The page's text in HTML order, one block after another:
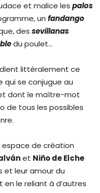
et malice les palos
un fandango
des sevillanas
du poulet…
littéralement ce
se conjugue au
dont le maître-mot
de tous les possibles
espace de création
et Niño de Elche
et leur amour du
le reliant à d’autres